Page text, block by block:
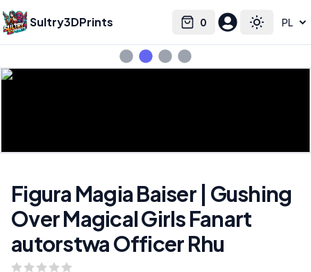
Sultry3DPrints 0
Cart Toggle
Select language
Figura Magia Baiser | Gushing
Over Magical Girls Fanart
autorstwa Officer Rhu